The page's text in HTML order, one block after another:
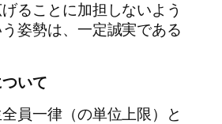
ることに加担しないよう
姿勢は、一定誠実である
いて
員一律（の単位上限）と